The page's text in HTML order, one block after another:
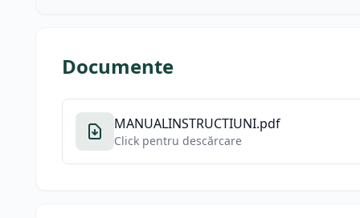
Documente
MANUALINSTRUCTIUNI.pdf
Click pentru descărcare